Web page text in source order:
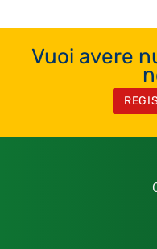
Vuoi avere